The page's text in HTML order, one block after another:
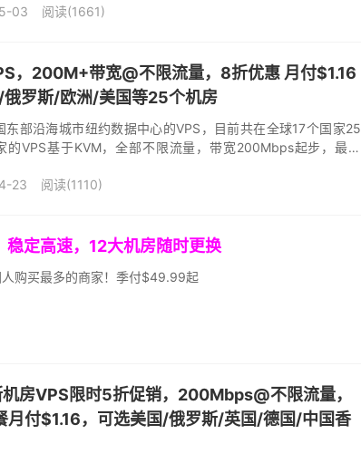
03 阅读(1661)
，200M+带宽@不限流量，8折优惠 月付$1.16
罗斯/欧洲/美国等25个机房
部沿海城市纽约数据中心的VPS，目前共在全球17个国家25
的VPS基于KVM，全部不限流量，带宽200Mbps起步，最高
23 阅读(1110)
定高速，12大机房随时更换
购买最多的商家！季付$49.99起
房VPS限时5折促销，200Mbps@不限流量，
月付$1.16，可选美国/俄罗斯/英国/德国/中国香